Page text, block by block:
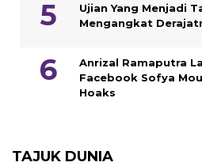
Ujian Yang Menjadi
Mengangkat
Anrizal Ramaputra
Facebook Sofya
Hoaks
TAJUK DUNIA